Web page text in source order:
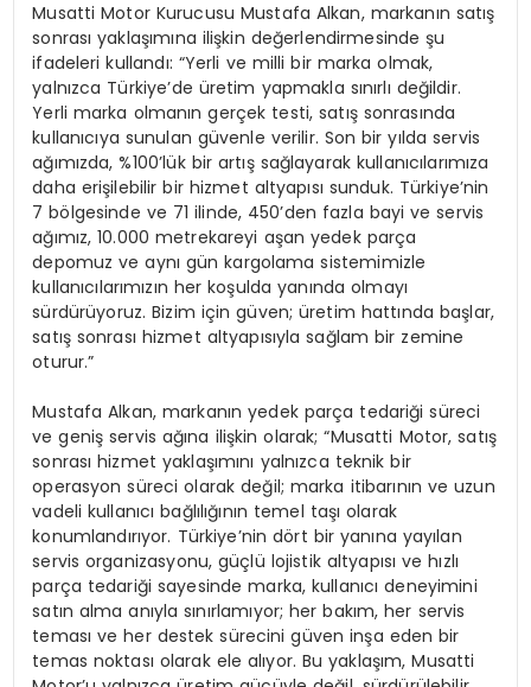
Musatti Motor Kurucusu Mustafa Alkan, markanın satış
sonrası yaklaşımına ilişkin değerlendirmesinde şu
ifadeleri kullandı: “Yerli ve milli bir marka olmak,
yalnızca Türkiye’de üretim yapmakla sınırlı değildir.
Yerli marka olmanın gerçek testi, satış sonrasında
kullanıcıya sunulan güvenle verilir. Son bir yılda servis
ağımızda, %100’lük bir artış sağlayarak kullanıcılarımıza
daha erişilebilir bir hizmet altyapısı sunduk. Türkiye’nin
7 bölgesinde ve 71 ilinde, 450’den fazla bayi ve servis
ağımız, 10.000 metrekareyi aşan yedek parça
depomuz ve aynı gün kargolama sistemimizle
kullanıcılarımızın her koşulda yanında olmayı
sürdürüyoruz. Bizim için güven; üretim hattında başlar,
satış sonrası hizmet altyapısıyla sağlam bir zemine
oturur.”
Mustafa Alkan, markanın yedek parça tedariği süreci
ve geniş servis ağına ilişkin olarak; “Musatti Motor, satış
sonrası hizmet yaklaşımını yalnızca teknik bir
operasyon süreci olarak değil; marka itibarının ve uzun
vadeli kullanıcı bağlılığının temel taşı olarak
konumlandırıyor. Türkiye’nin dört bir yanına yayılan
servis organizasyonu, güçlü lojistik altyapısı ve hızlı
parça tedariği sayesinde marka, kullanıcı deneyimini
satın alma anıyla sınırlamıyor; her bakım, her servis
teması ve her destek sürecini güven inşa eden bir
temas noktası olarak ele alıyor. Bu yaklaşım, Musatti